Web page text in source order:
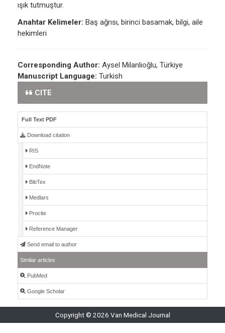
ışık tutmuştur.
Anahtar Kelimeler: Baş ağrısı, birinci basamak, bilgi, aile
hekimleri
Corresponding Author: Aysel Milanlıoğlu, Türkiye
Manuscript Language: Turkish
CITE
Full Text PDF
Download citation
RIS
EndNote
BibTex
Medlars
Procite
Reference Manager
Send email to author
Similar articles
PubMed
Google Scholar
Copyright © 2026 Van Medical Journal